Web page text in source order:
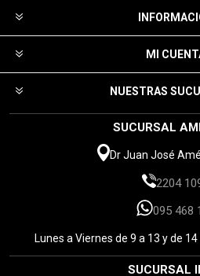
MI
NUESTRAS
SUCURSAL
Dr Juan José
2204
095 468
Lunes a Viernes de 9 a 13 y de
SUCURSAL